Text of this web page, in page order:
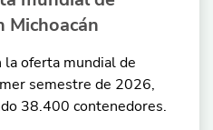
Michoacán
la oferta mundial de
semestre de 2026,
38.400 contenedores.